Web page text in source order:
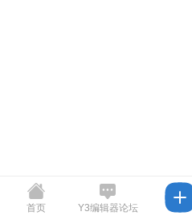
首页 Y3编辑器论坛